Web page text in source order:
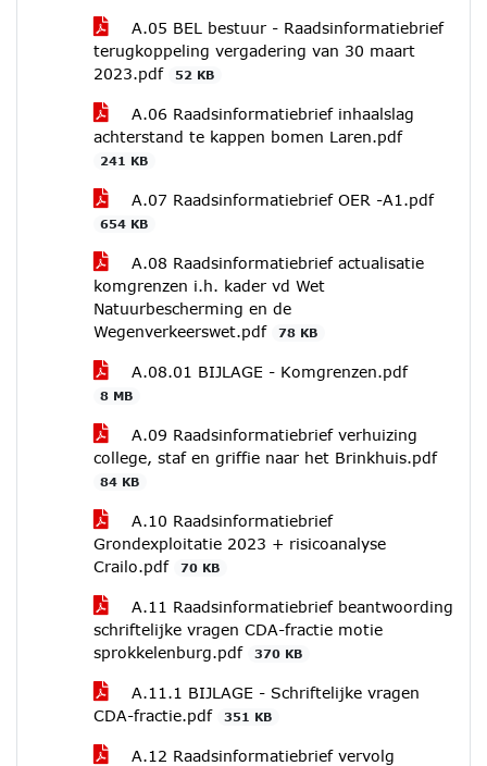
A.05 BEL bestuur - Raadsinformatiebrief
terugkoppeling vergadering van 30 maart
2023.pdf
52 KB
A.06 Raadsinformatiebrief inhaalslag
achterstand te kappen bomen Laren.pdf
241 KB
A.07 Raadsinformatiebrief OER -A1.pdf
654 KB
A.08 Raadsinformatiebrief actualisatie
komgrenzen i.h. kader vd Wet
Natuurbescherming en de
Wegenverkeerswet.pdf
78 KB
A.08.01 BIJLAGE - Komgrenzen.pdf
8 MB
A.09 Raadsinformatiebrief verhuizing
college, staf en griffie naar het Brinkhuis.pdf
84 KB
A.10 Raadsinformatiebrief
Grondexploitatie 2023 + risicoanalyse
Crailo.pdf
70 KB
A.11 Raadsinformatiebrief beantwoording
schriftelijke vragen CDA-fractie motie
sprokkelenburg.pdf
370 KB
A.11.1 BIJLAGE - Schriftelijke vragen
CDA-fractie.pdf
351 KB
A.12 Raadsinformatiebrief vervolg